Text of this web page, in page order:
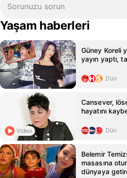
Yaşam haberleri
Güney Koreli
yayın yaptı,
Dün
Video
Cansever,
hayatını
Dün
Belemir
masasına
dünyaya